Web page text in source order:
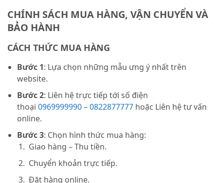
CHÍNH SÁCH MUA HÀNG, VẬN CHUYỂN VÀ
BẢO HÀNH
CÁCH THỨC MUA HÀNG
Bước 1: Lựa chọn những mẫu ưng ý nhất trên
website.
Bước 2: Liên hệ trực tiếp tới số điện
thoại 0969999990–0822877777 hoặc Liên hệ tư vấn
online.
Bước 3: Chọn hình thức mua hàng:
Giao hàng – Thu tiền.
Chuyển khoản trực tiếp.
Đặt hàng online.